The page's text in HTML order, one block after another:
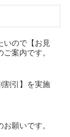
いので【お見
案内です。
割引】を実施
願いです。